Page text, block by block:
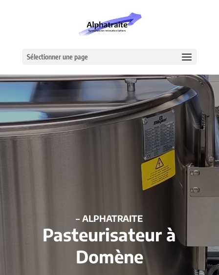
Sélectionner une page
– ALPHATRAITE
Pasteurisateur à
Domène